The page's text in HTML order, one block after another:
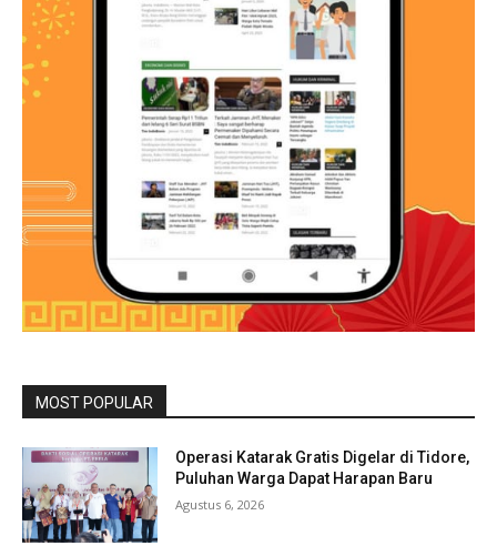
MOST POPULAR
Operasi Katarak Gratis Digelar di Tidore,
Puluhan Warga Dapat Harapan Baru
Agustus 6, 2026